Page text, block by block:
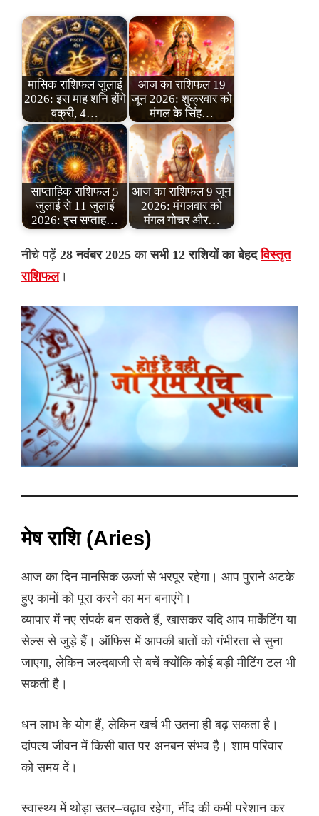
मासिक राशिफल जुलाई
2026: इस माह शनि होंगे
वक्री, 4…
आज का राशिफल 19
जून 2026: शुक्रवार को
मंगल के सिंह…
साप्ताहिक राशिफल 5
जुलाई से 11 जुलाई
2026: इस सप्ताह…
आज का राशिफल 9 जून
2026: मंगलवार को
मंगल गोचर और…
नीचे पढ़ें 28 नवंबर 2025 कासभी 12 राशियों का बेहदविस्तृत
राशिफल।
मेष राशि (Aries)
आज का दिन मानसिक ऊर्जा से भरपूर रहेगा। आप पुराने अटके
हुए कामों को पूरा करने का मन बनाएंगे।
व्यापार में नए संपर्क बन सकते हैं, खासकर यदि आप मार्केटिंग या
सेल्स से जुड़े हैं। ऑफिस में आपकी बातों को गंभीरता से सुना
जाएगा, लेकिन जल्दबाजी से बचें क्योंकि कोई बड़ी मीटिंग टल भी
सकती है।
धन लाभ के योग हैं, लेकिन खर्च भी उतना ही बढ़ सकता है।
दांपत्य जीवन में किसी बात पर अनबन संभव है। शाम परिवार
को समय दें।
स्वास्थ्य में थोड़ा उतर–चढ़ाव रहेगा, नींद की कमी परेशान कर